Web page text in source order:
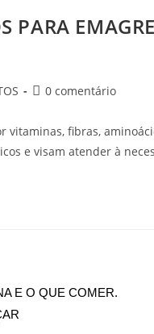
E O QUE COMER.
PARA
0 comentário
vitaminas, fibras,
e visam atender à